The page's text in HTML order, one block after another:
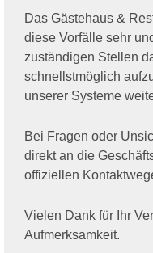
Das Gästehaus &
diese Vorfälle sehr
zuständigen Stellen
schnellstmöglich
unserer Systeme
Bei Fragen oder
direkt an die
offiziellen
Vielen Dank für Ihr
Aufmerksamkeit.